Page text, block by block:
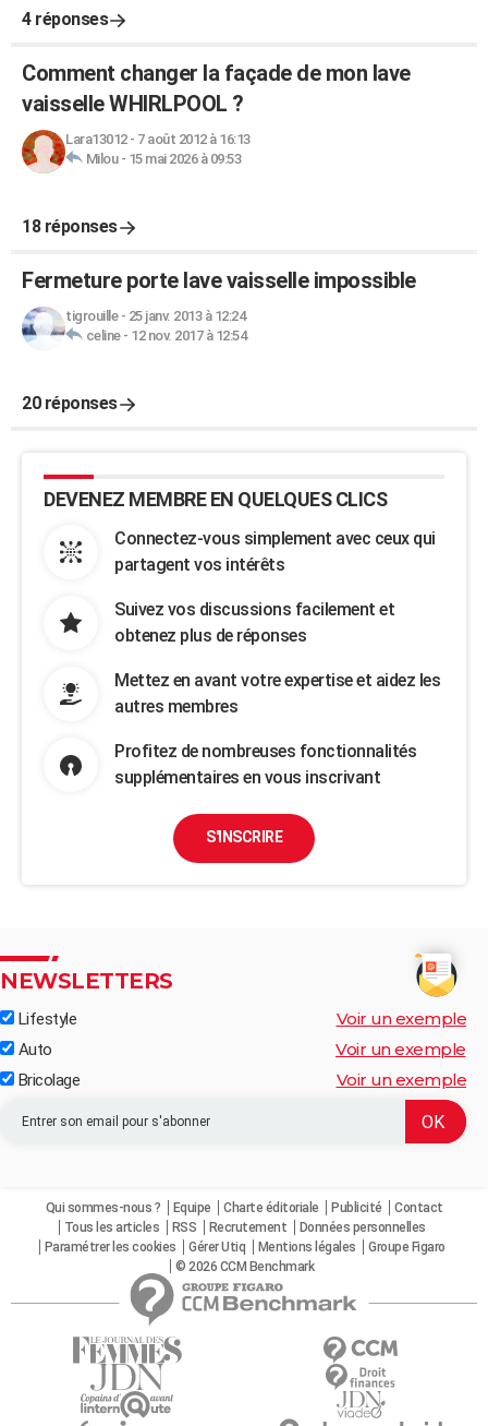
4 réponses
Comment changer la façade de mon lave
vaisselle WHIRLPOOL ?
Lara13012- 7 août 2012 à 16:13
Milou- 15 mai 2026 à 09:53
18 réponses
Fermeture porte lave vaisselle impossible
tigrouille- 25 janv. 2013 à 12:24
celine- 12 nov. 2017 à 12:54
20 réponses
DEVENEZ MEMBRE EN QUELQUES CLICS
Connectez-vous simplement avec ceux qui
partagent vos intérêts
Suivez vos discussions facilement et
obtenez plus de réponses
Mettez en avant votre expertise et aidez les
autres membres
Profitez de nombreuses fonctionnalités
supplémentaires en vous inscrivant
S'INSCRIRE
NEWSLETTERS
Lifestyle Voir un exemple
Auto Voir un exemple
Bricolage Voir un exemple
Qui sommes-nous ? Equipe Charte éditoriale Publicité
Contact
Tous les articles
RSS Recrutement
Données personnelles
Paramétrer les cookies
Gérer Utiq Mentions légales
Groupe Figaro
© 2026 CCM Benchmark